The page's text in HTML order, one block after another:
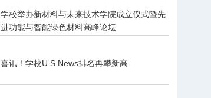
学校举办新材料与未来技术学院成立仪式暨先
进功能与智能绿色材料高峰论坛
喜讯！学校U.S.News排名再攀新高